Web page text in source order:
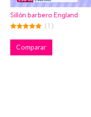
Sillón corte
out